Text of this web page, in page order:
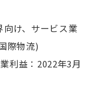
け、サービス業
際物流)
利益：2022年3月